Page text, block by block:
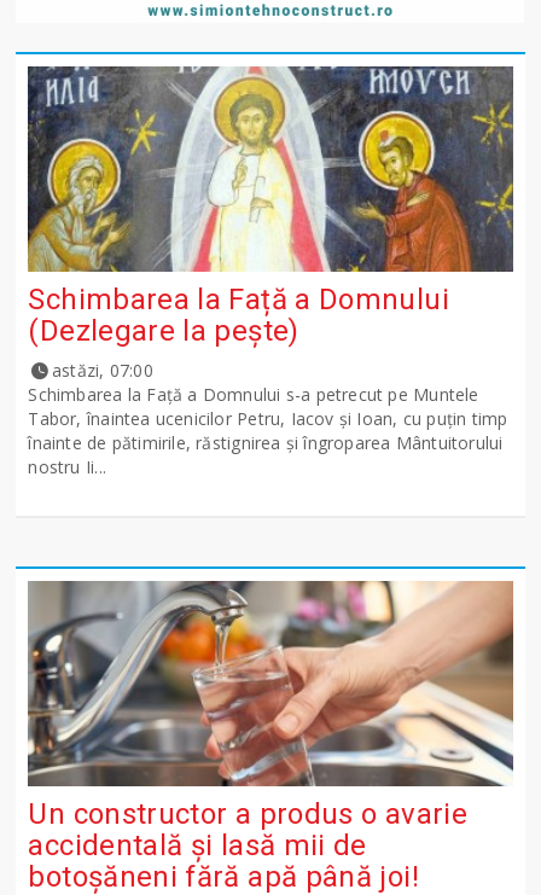
Schimbarea la Față a Domnului
(Dezlegare la peşte)
astăzi, 07:00
Schimbarea la Față a Domnului s-a petrecut pe Muntele
Tabor, înaintea ucenicilor Petru, Iacov și Ioan, cu puțin timp
înainte de pătimirile, răstignirea și îngroparea Mântuitorului
nostru Ii...
Un constructor a produs o avarie
accidentală și lasă mii de
botoșăneni fără apă până joi!